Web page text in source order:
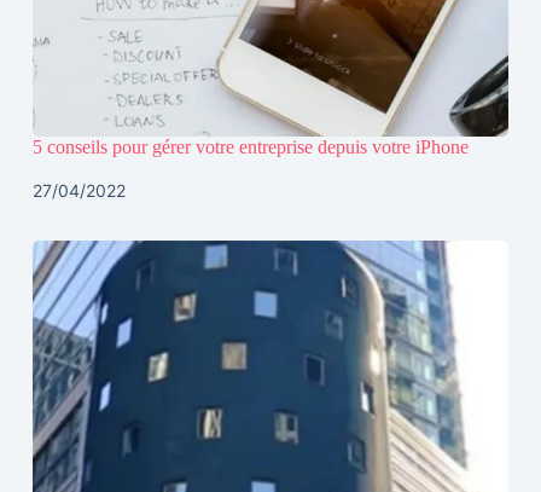
5 conseils pour gérer votre entreprise depuis votre iPhone
27/04/2022